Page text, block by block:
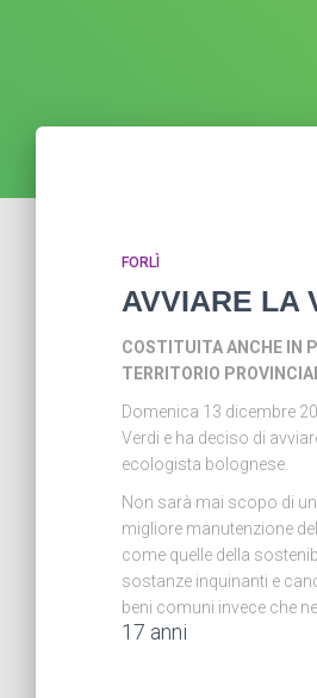
FORLÌ
AVVIARE LA
COSTITUITA ANCHE IN
TERRITORIO
Domenica 13 dicembre
Verdi e ha deciso di
ecologista bolognese.
Non sarà mai scopo di
migliore manutenzione
come quelle della
sostanze inquinanti e
beni comuni invece che
17 anni